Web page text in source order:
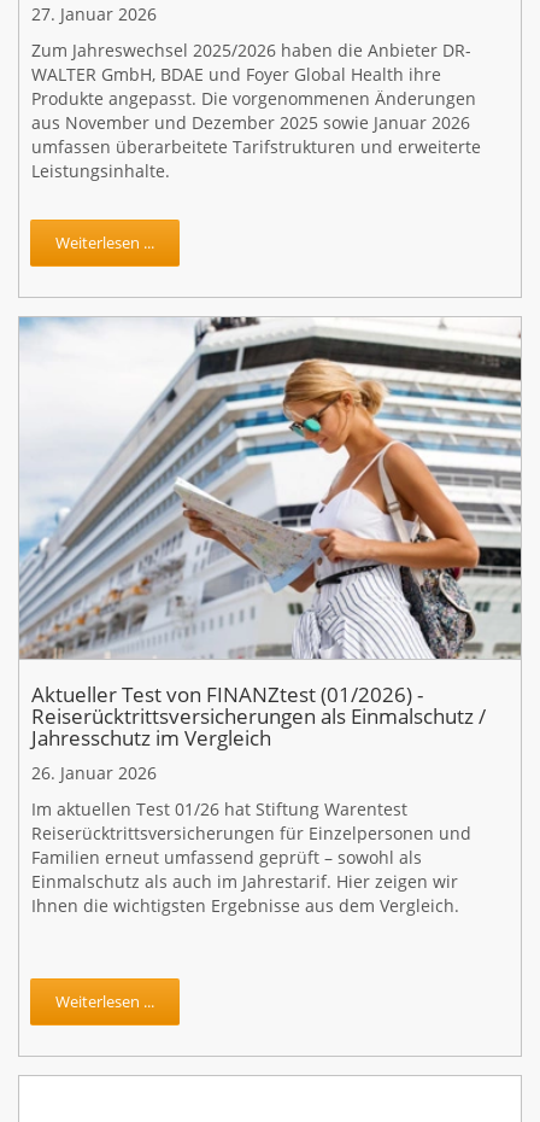
27. Januar 2026
Zum Jahreswechsel 2025/2026 haben die Anbieter DR-
WALTER GmbH, BDAE und Foyer Global Health ihre
Produkte angepasst. Die vorgenommenen Änderungen
aus November und Dezember 2025 sowie Januar 2026
umfassen überarbeitete Tarifstrukturen und erweiterte
Leistungsinhalte.
Weiterlesen ...
Aktueller Test von FINANZtest (01/2026) -
Reiserücktrittsversicherungen als Einmalschutz /
Jahresschutz im Vergleich
26. Januar 2026
Im aktuellen Test 01/26 hat Stiftung Warentest
Reiserücktrittsversicherungen für Einzelpersonen und
Familien erneut umfassend geprüft – sowohl als
Einmalschutz als auch im Jahrestarif. Hier zeigen wir
Ihnen die wichtigsten Ergebnisse aus dem Vergleich.
Weiterlesen ...